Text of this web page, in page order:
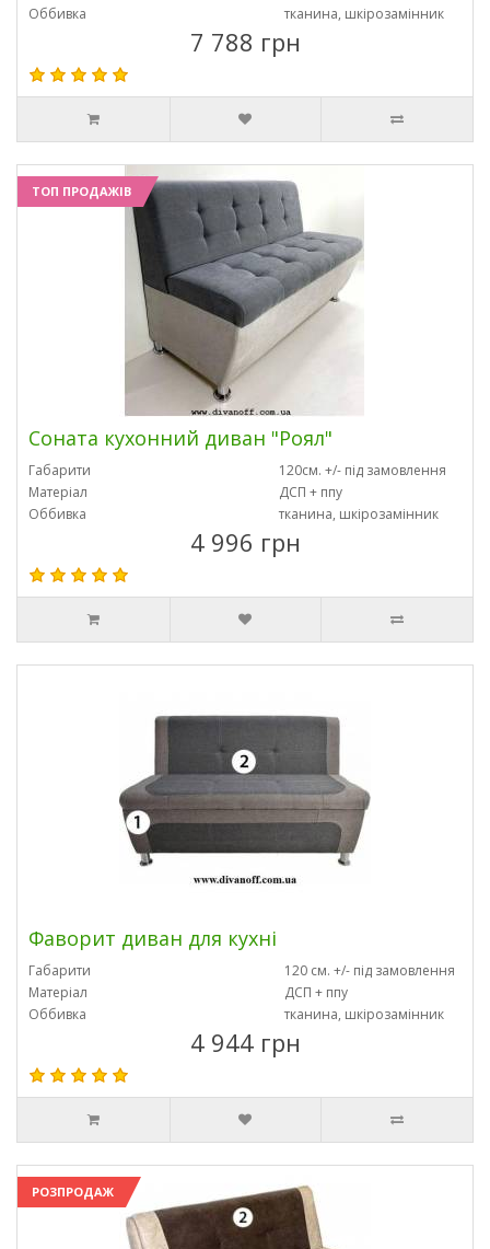
Оббивка
тканина, шкірозамінник
7 788 грн
ТОП ПРОДАЖІВ
Соната кухонний диван "Роял"
Габарити
120см. +/- під замовлення
Матеріал
ДСП + ппу
Оббивка
тканина, шкірозамінник
4 996 грн
Фаворит диван для кухні
Габарити
120 см. +/- під замовлення
Матеріал
ДСП + ппу
Оббивка
тканина, шкірозамінник
4 944 грн
РОЗПРОДАЖ